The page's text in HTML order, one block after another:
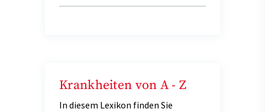
Krankheiten von A - Z
In diesem Lexikon finden Sie